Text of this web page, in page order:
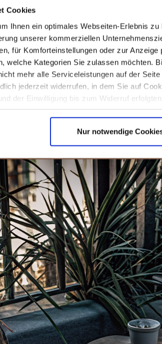
Cookies
Ihnen ein optimales Webseiten-Erlebnis
unserer kommerziellen
für Komforteinstellungen oder zur
welche Kategorien Sie zulassen möchten.
mehr alle Serviceleistungen auf der
jederzeit widerrufen, in dem Sie auf
der Einwilligung bis zum Widerruf
unserenDatenschutzhinweisen.
Nur notwendige
Lounge Set Balkon 2 Personen,
Outdoor, Veranden, Innenhöfe, Terrassen,
ergonomisches design
robustes pe-rattan und
praktisches
einfach zu montieren
einfache pflege